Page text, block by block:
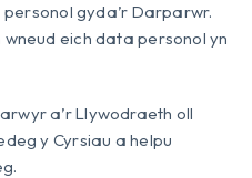
gyda’r Darparwr.
eich data personol yn
a’r Llywodraeth oll
y Cyrsiau a helpu